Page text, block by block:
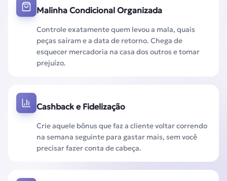
Malinha Condicional Organizada
Controle exatamente quem levou a mala, quais
peças saíram e a data de retorno. Chega de
esquecer mercadoria na casa dos outros e tomar
prejuízo.
Cashback e Fidelização
Crie aquele bônus que faz a cliente voltar correndo
na semana seguinte para gastar mais, sem você
precisar fazer conta de cabeça.